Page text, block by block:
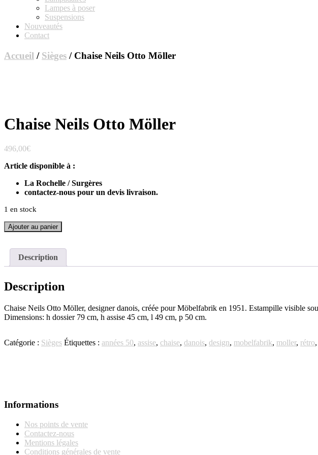
Lampes à poser
Suspensions
Nouveautés
Contact
Accueil / Sièges / Chaise Neils Otto Möller
Chaise Neils Otto Möller
496,00€
Article disponible à :
La Rochelle / Surgères
contactez-nous pour un devis livraison.
1 en stock
quantité
de
Neils
Ajouter au panier
Description
Description
Chaise Neils Otto Möller, designer danois, créée pour Möbelfabrik en 1951. Estampille visible
Dimensions: h dossier 79 cm, h assise 45 cm, l 49 cm, p 50 cm.
Catégorie : Sièges Étiquettes : années 50, assise, chaise, danois, design, mobelfabrik, moller, rétro,
Informations
Nos points de vente
Contactez-nous
Mentions légales
Conditions générales de vente